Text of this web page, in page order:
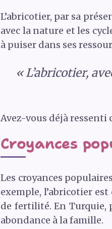
L’abricotier, par sa
avec la nature et les
à puiser dans ses
« L’abricotier,
Avez-vous déjà
Croyances
Les croyances
exemple, l’abricotier
de fertilité. En Turquie,
abondance à la famille.